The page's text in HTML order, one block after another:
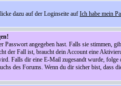
dazu auf der Loginseite auf Ich habe mein
Passwort angegeben hast. Falls sie
der Fall ist, braucht dein Account eine
Falls dir eine E-Mail zugesandt wurde,
des Forums. Wenn du dir sicher bist, dass